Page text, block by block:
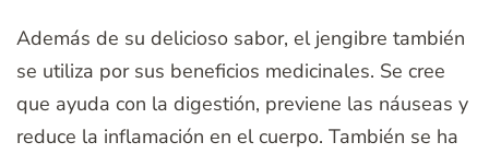
Además de su delicioso sabor, el jengibre también
se utiliza por sus beneficios medicinales. Se cree
que ayuda con la digestión, previene las náuseas y
reduce la inflamación en el cuerpo. También se ha